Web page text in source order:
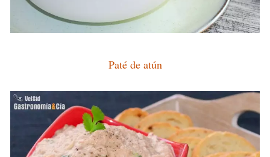
Paté de atún